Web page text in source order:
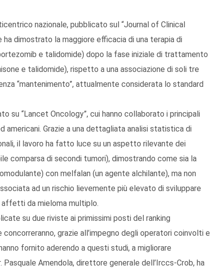
nazionale, pubblicato sul “Journal of Clinical
dimostrato la maggiore efficacia di una terapia di
e talidomide) dopo la fase iniziale di trattamento
e talidomide), rispetto a una associazione di soli tre
“mantenimento”, attualmente considerata lo standard
su “Lancet Oncology”, cui hanno collaborato i principali
americani. Grazie a una dettagliata analisi statistica di
il lavoro ha fatto luce su un aspetto rilevante dei
comparsa di secondi tumori), dimostrando come sia la
con melfalan (un agente alchilante), ma non
ad un rischio lievemente più elevato di sviluppare
affetti da mieloma multiplo.
su due riviste ai primissimi posti del ranking
grazie all’impegno degli operatori coinvolti e
fornito aderendo a questi studi, a migliorare
Amendola, direttore generale dell’Irccs-Crob, ha